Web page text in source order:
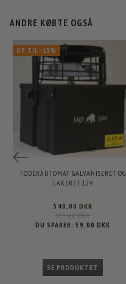
ANDRE KØBTE OGSÅ
OP TIL -15%
FODERAUTOMAT GALVANISERET OG
LAKERET 12V
540,00 DKK
599,00 DKK
DU SPARER:59,00 DKK
SE PRODUKTET